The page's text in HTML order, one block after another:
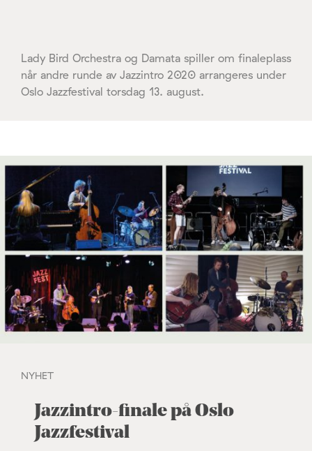
Lady Bird Orchestra og Damata spiller om finaleplass
når andre runde av Jazzintro 2020 arrangeres under
Oslo Jazzfestival torsdag 13. august.
NYHET
Jazzintro-finale på Oslo
Jazzfestival